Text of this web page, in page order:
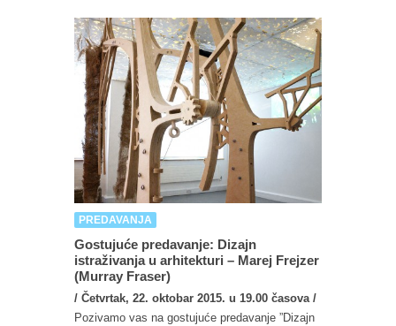
PREDAVANJA
Gostujuće predavanje: Dizajn
istraživanja u arhitekturi – Marej Frejzer
(Murray Fraser)
/ Četvrtak, 22. oktobar 2015. u 19.00 časova /
Pozivamo vas na gostujuće predavanje ”Dizajn